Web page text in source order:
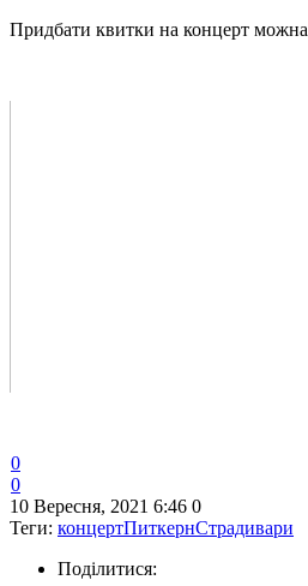
Придбати квитки на концерт можна
0
0
10 Вересня, 2021 6:46 0
Теги: концертПиткернСтрадивари
Поділитися: